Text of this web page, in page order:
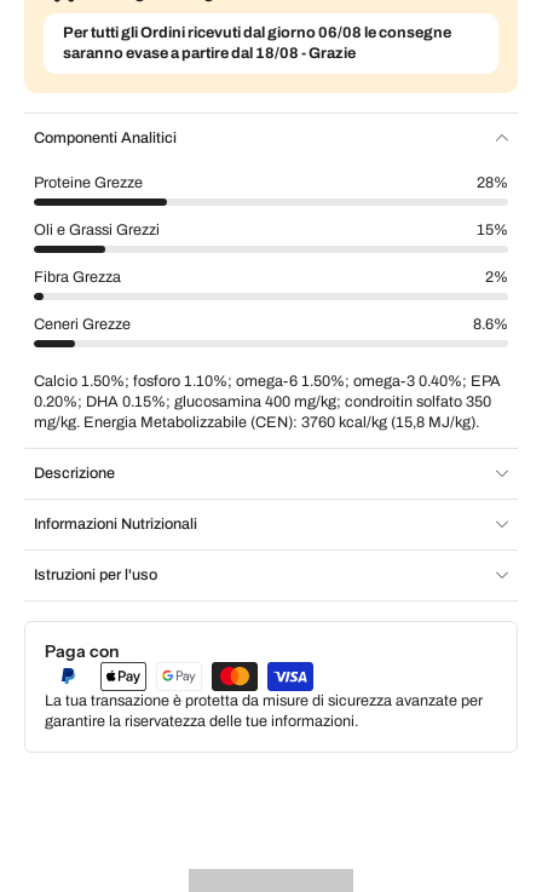
Per tutti gli Ordini ricevuti dal giorno 06/08 le consegne
saranno evase a partire dal 18/08 - Grazie
Componenti Analitici
Proteine Grezze 28%
Oli e Grassi Grezzi 15%
Fibra Grezza 2%
Ceneri Grezze 8.6%
Calcio 1.50%; fosforo 1.10%; omega-6 1.50%; omega-3 0.40%; EPA
0.20%; DHA 0.15%; glucosamina 400 mg/kg; condroitin solfato 350
mg/kg. Energia Metabolizzabile (CEN): 3760 kcal/kg (15,8 MJ/kg).
Descrizione
Informazioni Nutrizionali
Istruzioni per l'uso
Paga con
La tua transazione è protetta da misure di sicurezza avanzate per
garantire la riservatezza delle tue informazioni.